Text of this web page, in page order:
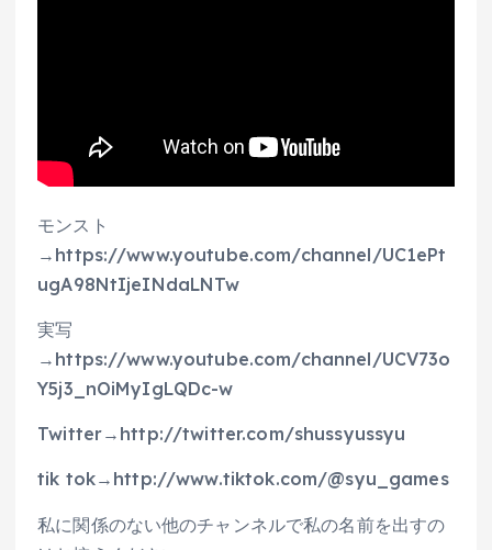
モンスト
→https://www.youtube.com/channel/UC1ePt
ugA98NtIjeINdaLNTw
実写
→https://www.youtube.com/channel/UCV73o
Y5j3_nOiMyIgLQDc-w
Twitter→http://twitter.com/shussyussyu
tik tok→http://www.tiktok.com/@syu_games
私に関係のない他のチャンネルで私の名前を出すの